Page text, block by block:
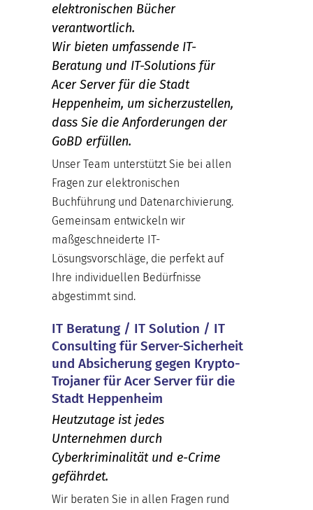
elektronischen Bücher
verantwortlich.
Wir bieten umfassende IT-
Beratung und IT-Solutions für
Acer Server für die Stadt
Heppenheim, um sicherzustellen,
dass Sie die Anforderungen der
GoBD erfüllen.
Unser Team unterstützt Sie bei allen
Fragen zur elektronischen
Buchführung und Datenarchivierung.
Gemeinsam entwickeln wir
maßgeschneiderte IT-
Lösungsvorschläge, die perfekt auf
Ihre individuellen Bedürfnisse
abgestimmt sind.
IT Beratung / IT Solution / IT
Consulting für Server-Sicherheit
und Absicherung gegen Krypto-
Trojaner für Acer Server für die
Stadt Heppenheim
Heutzutage ist jedes
Unternehmen durch
Cyberkriminalität und e-Crime
gefährdet.
Wir beraten Sie in allen Fragen rund